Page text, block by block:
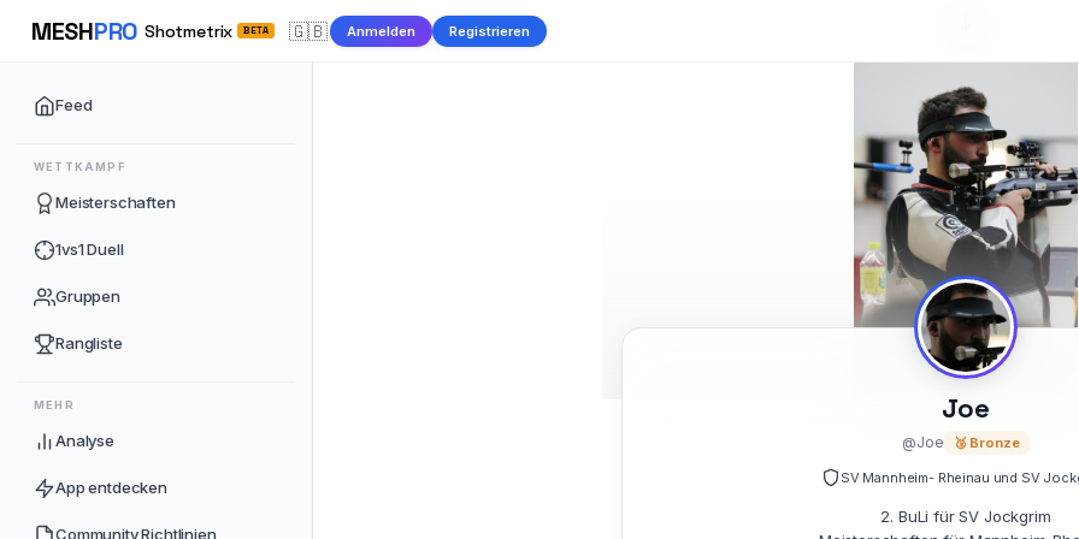
MESHPRO Shotmetrix BETA 🇬🇧 Anmelden Registrieren
Feed
WETTKAMPF
Meisterschaften
1vs1 Duell
Gruppen
Rangliste
MEHR
Analyse
App entdecken
Community Richtlinien
Joe
@Joe 🥉 Bronze
SV Mannheim- Rheinau und SV
2. BuLi für SV Jockgrim